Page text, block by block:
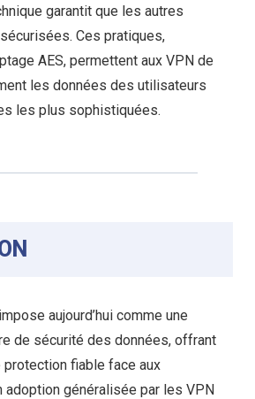
garantit que les autres
Ces pratiques,
AES, permettent aux VPN de
les données des utilisateurs
les plus sophistiquées.
aujourd’hui comme une
de sécurité des données, offrant
protection fiable face aux
adoption généralisée par les VPN